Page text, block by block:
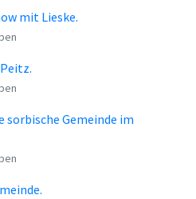
mit Lieske.
sorbische Gemeinde im